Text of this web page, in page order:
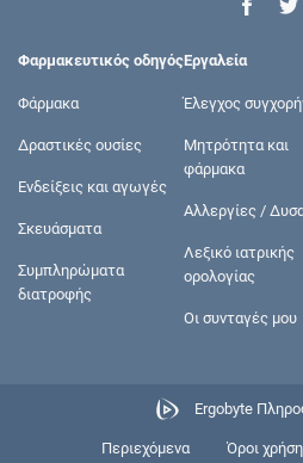
Φαρμακευτικός οδηγός
Φάρμακα
Δραστικές ουσίες
Ενδείξεις και αγωγές
Σκευάσματα
Συμπληρώματα
διατροφής
Εργαλεία
Έλεγχος
Μητρότητα και
φάρμακα
Αλλεργίες /
Λεξικό ιατρικής
ορολογίας
Οι συνταγές μου
Ergobyte
Περιεχόμενα Όροι